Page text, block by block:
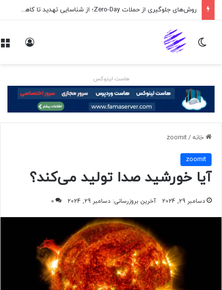
روش‌های جلوگیری از حملات Zero-Day؛ از شناسایی تهدید تا کاهش ریسک
تغییر پوسته
هاست لینوکس
خانه /
zoomit
zoomit
آیا خورشید صدا تولید می‌کند؟
دسامبر 29, 2024 آخرین بروزرسانی: دسامبر 29, 2024 0